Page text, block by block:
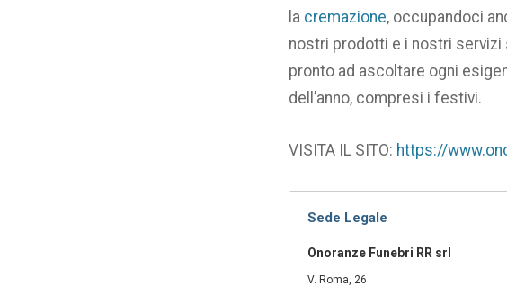
la cremazione, occupandoci
nostri prodotti e i nostri
pronto ad ascoltare ogni
dell’anno, compresi i festivi.
VISITA IL SITO: https://
Sede Legale
Onoranze Funebri RR srl
V. Roma, 26